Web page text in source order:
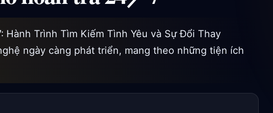
Hành Trình Tìm Kiếm Tình Yêu và Sự Đổi Thay
ngày càng phát triển, mang theo những tiện ích